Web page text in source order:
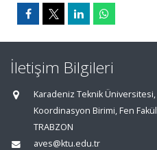
İletişim Bilgileri
Karadeniz Teknik
Koordinasyon Birimi, Fen
TRABZON
aves@ktu.edu.tr